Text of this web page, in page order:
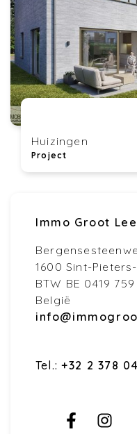
Huizingen
Project
Immo Groot
1600 Sint-
BTW BE 0419
België
Tel.: +32 2 378